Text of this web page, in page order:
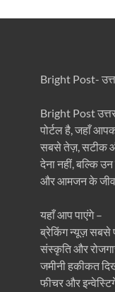
Bright Post-
Bright Post
पोर्टल है, जहाँ
सबसे तेज़, सटीक
देना नहीं, बल्कि
और आमजन के
यहाँ आप पाएंगे –
ब्रेकिंग न्यूज़ सबसे
संस्कृति और
जमीनी हकीकत
फीचर और